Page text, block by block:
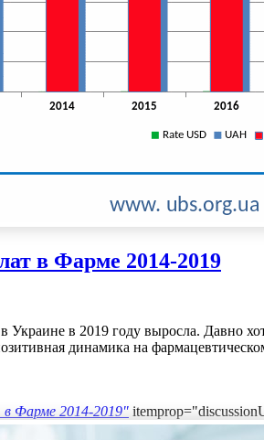
в Фарме 2014-2019
Украине в 2019 году выросла. Давно
динамика на
Фарме 2014-2019"